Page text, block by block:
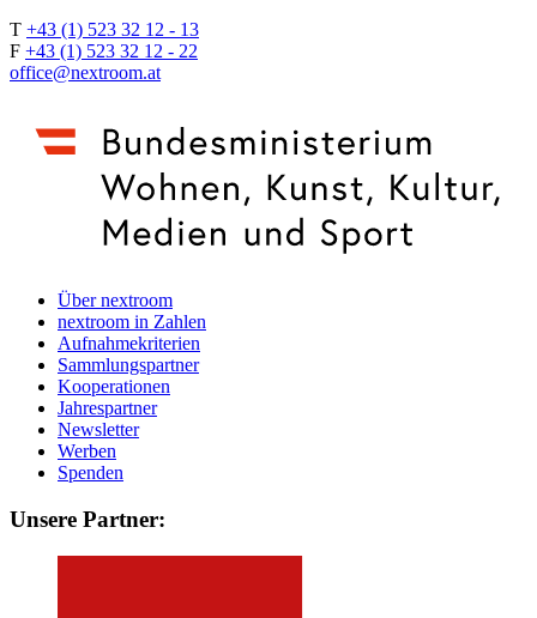
T +43 (1) 523 32 12 - 13
F +43 (1) 523 32 12 - 22
office@nextroom.at
Über nextroom
nextroom in Zahlen
Aufnahmekriterien
Sammlungspartner
Kooperationen
Jahrespartner
Newsletter
Werben
Spenden
Unsere Partner: